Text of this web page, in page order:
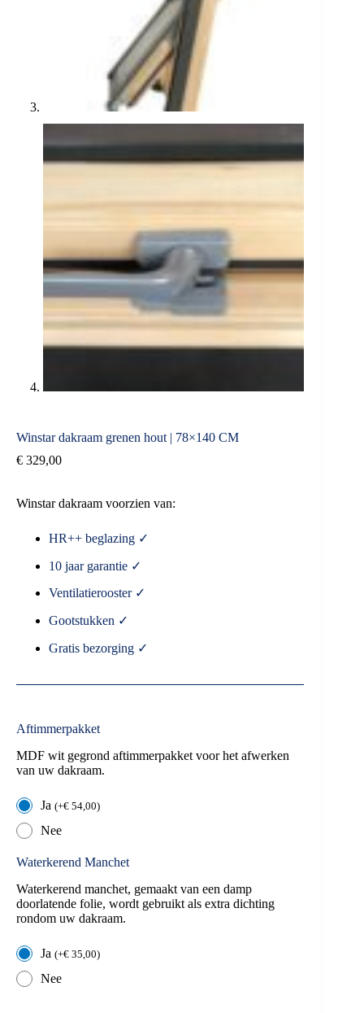
Winstar dakraam grenen hout | 78×140 CM
€ 329,00
Winstar dakraam voorzien van:
HR++ beglazing ✓
10 jaar garantie ✓
Ventilatierooster ✓
Gootstukken ✓
Gratis bezorging ✓
Aftimmerpakket
MDF wit gegrond aftimmerpakket voor het afwerken
van uw dakraam.
Ja (+€ 54,00)
Nee
Waterkerend Manchet
Waterkerend manchet, gemaakt van een damp
doorlatende folie, wordt gebruikt als extra dichting
rondom uw dakraam.
Ja (+€ 35,00)
Nee